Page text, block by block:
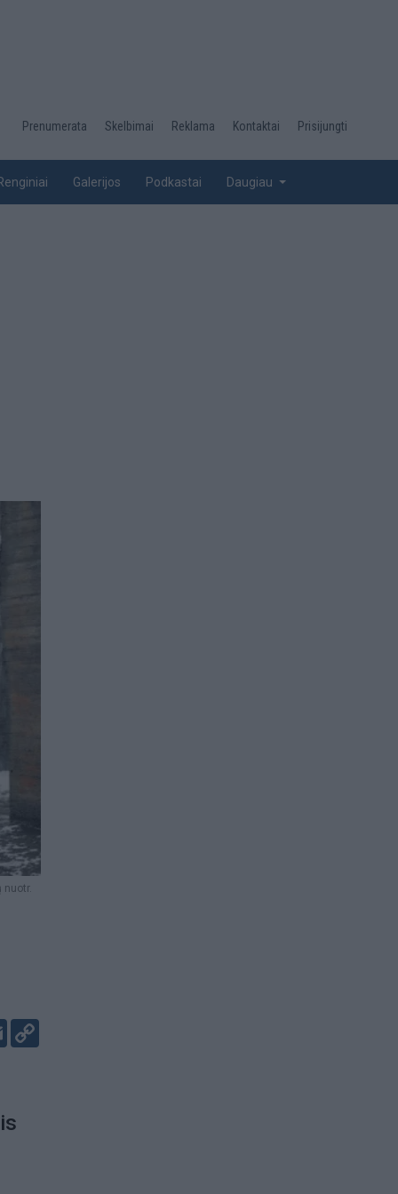
Desktop
top
Prenumerata Skelbimai Reklama Kontaktai Prisijungti
Galerijos Podkastai Daugiau
nuotr.
Email